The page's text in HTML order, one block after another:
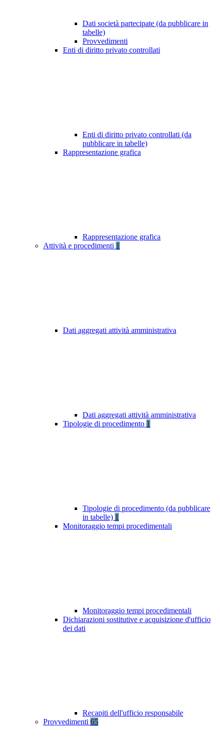
Dati società partecipate (da pubblicare in
tabelle)
Provvedimenti
Enti di diritto privato controllati
Enti di diritto privato controllati (da
pubblicare in tabelle)
Rappresentazione grafica
Rappresentazione grafica
Attività e procedimenti 1
Dati aggregati attività amministrativa
Dati aggregati attività amministrativa
Tipologie di procedimento 1
Tipologie di procedimento (da pubblicare
in tabelle) 1
Monitoraggio tempi procedimentali
Monitoraggio tempi procedimentali
Dichiarazioni sostitutive e acquisizione d'ufficio
dei dati
Recapiti dell'ufficio responsabile
Provvedimenti 65